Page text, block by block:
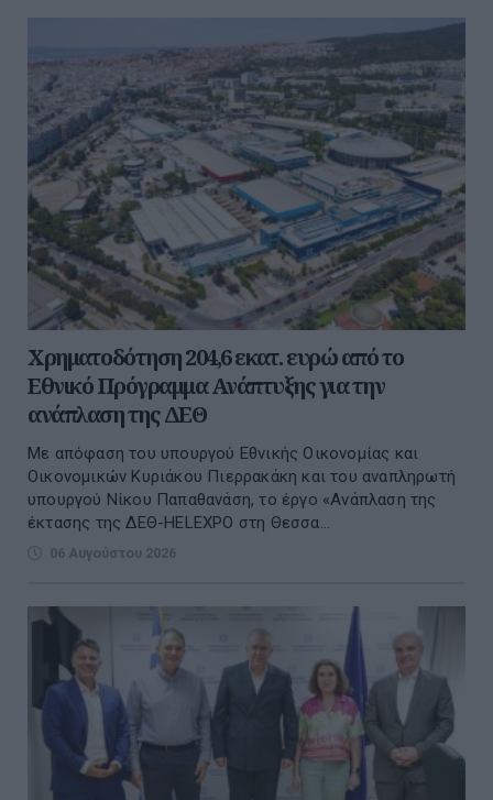
Χρηματοδότηση 204,6 εκατ. ευρώ από το
Εθνικό Πρόγραμμα Ανάπτυξης για την
ανάπλαση της ΔΕΘ
Με απόφαση του υπουργού Εθνικής Οικονομίας και
Οικονομικών Κυριάκου Πιερρακάκη και του αναπληρωτή
υπουργού Νίκου Παπαθανάση, το έργο «Ανάπλαση της
έκτασης της ΔΕΘ-HELEXPO στη Θεσσα...
06 Αυγούστου 2026